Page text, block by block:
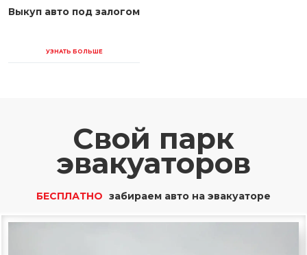
Выкуп авто под залогом
УЗНАТЬ БОЛЬШЕ
Свой парк
эвакуаторов
БЕСПЛАТНО забираем авто на эвакуаторе